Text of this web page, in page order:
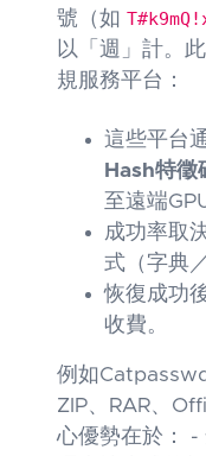
號（如
以「週」計。
規服務平台：
這些平台
Hash特徵
至遠端
成功率取
式（字典
恢復成功
收費。
例如
ZIP、RAR、
心優勢在於： -